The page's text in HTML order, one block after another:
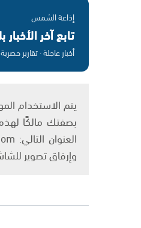
إذاعة الشمس
تابع آخر
أخبار عاجلة · تقارير
بصفتك مالكًا
وإرفاق تصوير